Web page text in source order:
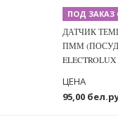
ПОД ЗАКАЗ
ДАТЧИК
ПММ
ELECTROLUX
95,00
ЦЕНА